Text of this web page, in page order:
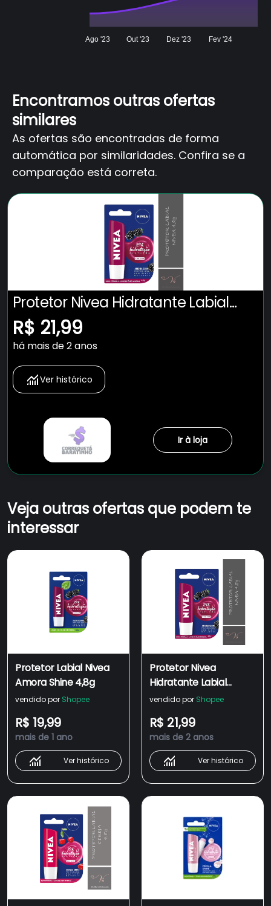
Ago '23 Out '23 Dez '23 Fev '24
Encontramos outras ofertas
similares
As ofertas são encontradas de forma
automática por similaridades. Confira se a
comparação está correta.
Protetor Nivea Hidratante Labial
Amora Shine - 4,8g
R$ 21,99
há mais de 2 anos
Ver histórico
Ir à loja
Veja outras ofertas que podem te
interessar
Protetor Labial Nivea
Amora Shine 4,8g
vendido por Shopee
R$ 19,99
mais de 1 ano
Ver histórico
Protetor Nivea
Hidratante Labial
Amora Shine - 4,8g
vendido por Shopee
R$ 21,99
mais de 2 anos
Ver histórico